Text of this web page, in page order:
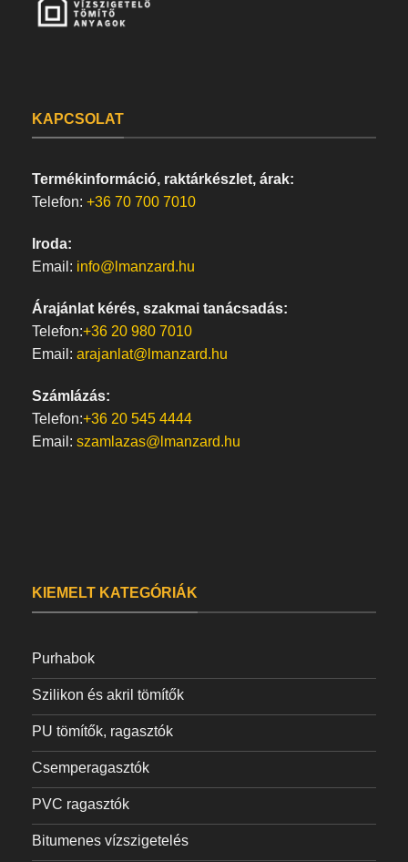
KAPCSOLAT
Termékinformáció, raktárkészlet, árak:
Telefon: +36 70 700 7010
Iroda:
Email: info@lmanzard.hu
Árajánlat kérés, szakmai tanácsadás:
Telefon:+36 20 980 7010
Email: arajanlat@lmanzard.hu
Számlázás:
Telefon:+36 20 545 4444
Email: szamlazas@lmanzard.hu
KIEMELT KATEGÓRIÁK
Purhabok
Szilikon és akril tömítők
PU tömítők, ragasztók
Csemperagasztók
PVC ragasztók
Bitumenes vízszigetelés